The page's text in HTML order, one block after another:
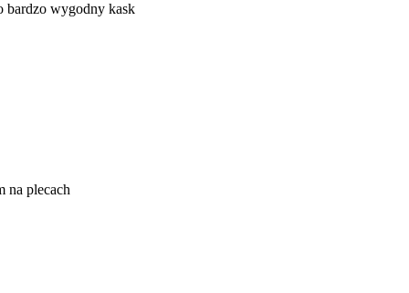
bardzo wygodny kask
na plecach